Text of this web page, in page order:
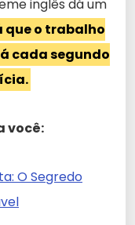
inglês dá um
que o trabalho
cada segundo
você:
O Segredo